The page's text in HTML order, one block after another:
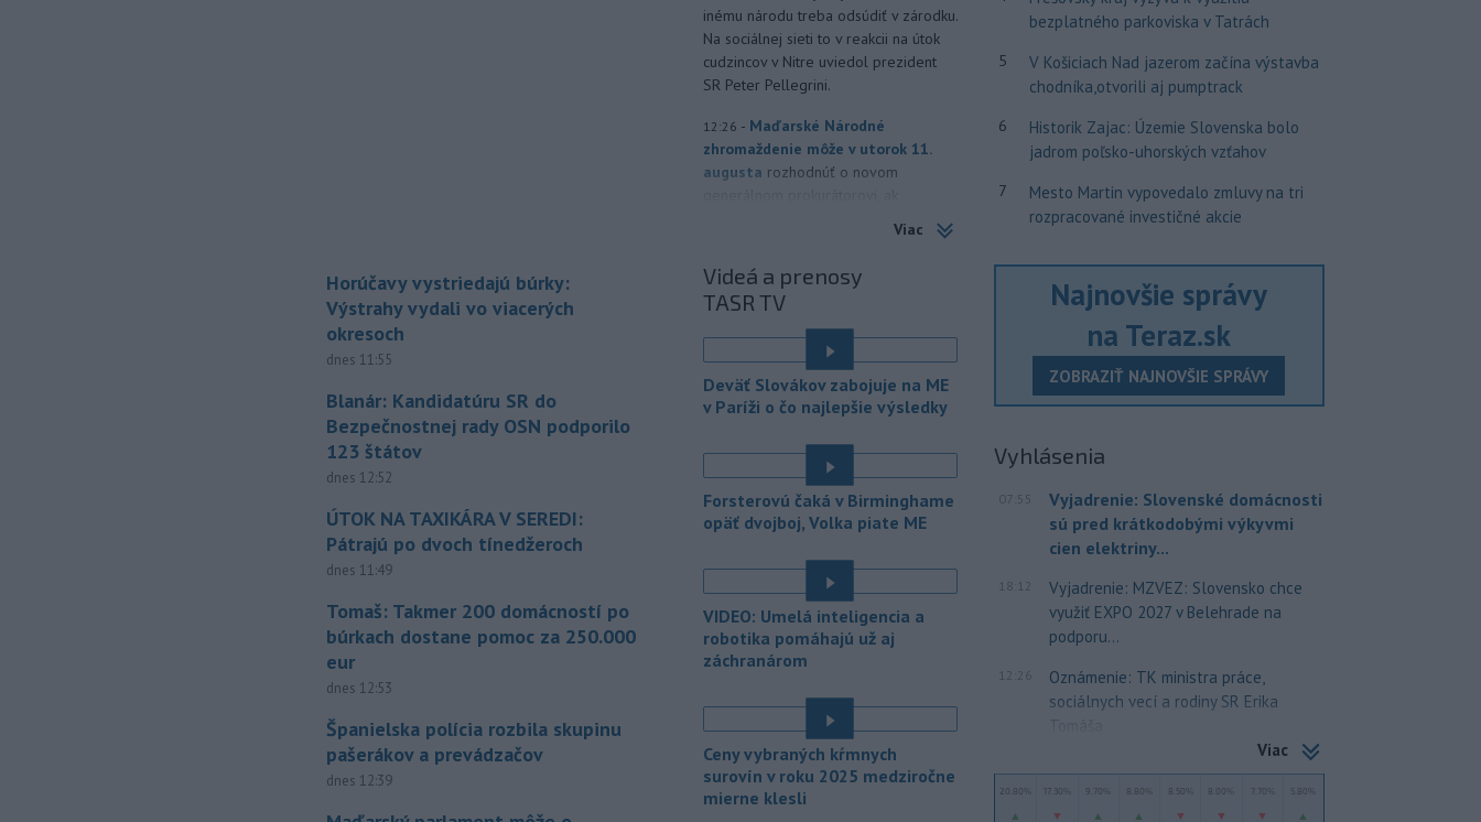
Horúčavy vystriedajú búrky:
Výstrahy vydali vo viacerých
okresoch
dnes 11:55
Blanár: Kandidatúru SR do
Bezpečnostnej rady OSN podporilo
123 štátov
dnes 12:52
ÚTOK NA TAXIKÁRA V SEREDI:
Pátrajú po dvoch tínedžeroch
dnes 11:49
Tomaš: Takmer 200 domácností po
búrkach dostane pomoc za 250.000
eur
dnes 12:53
Španielska polícia rozbila skupinu
pašerákov a prevádzačov
dnes 12:39
inému národu treba odsúdiť v zárodku.
Na sociálnej sieti to v reakcii na útok
cudzincov v Nitre uviedol prezident
SR Peter Pellegrini.
12:26 - Maďarské Národné
zhromaždenie môže v utorok 11.
augusta rozhodnúť o novom
šesťmesačnej výpovednej lehoty.
12:00 - Silné búrky vo štvrtok
vyvolali v hornatých oblastiach
Rakúska povodne a
11:51 - Slovenský
hydrometeorologický ústav (SHMÚ)
viacerých okresoch stredného a
východného Slovenska. Vydal preto
výstrahu prvého stupňa.
požiada Národný bezpečnostnýúrad
(NBÚ) o nezávislé odborné posúdenie
dodaných radarových zariadení, ktoré
sú v pilotnej prevádzke.
horúčavy a nedostatok pitnej vody
boli do odvolania vyhlásené
mimoriadne situácie v obciach Nižný
Čaj a Vyšný Čaj v okrese Košice-okolie.
Viac
Videá a prenosy
TASR TV
Deväť Slovákov zabojuje na ME
v Paríži o čo najlepšie výsledky
Forsterovú čaká v Birminghame
opäť dvojboj, Volka piate ME
VIDEO: Umelá inteligencia a
robotika pomáhajú už aj
záchranárom
Ceny vybraných kŕmnych
surovín v roku 2025 medziročne
mierne klesli
bezplatného parkoviska v Tatrách
5
V Košiciach Nad jazerom začína výstavba
chodníka,otvorili aj pumptrack
6
Historik Zajac: Územie Slovenska bolo
jadrom poľsko-uhorských vzťahov
7
Mesto Martin vypovedalo zmluvy na tri
rozpracované investičné akcie
Najnovšie správy
na Teraz.sk
ZOBRAZIŤ NAJNOVŠIE SPRÁVY
Vyhlásenia
07:55
Vyjadrenie: Slovenské domácnosti
sú pred krátkodobými výkyvmi
cien elektriny...
18:12
Vyjadrenie: MZVEZ: Slovensko chce
využiť EXPO 2027 v Belehrade na
podporu...
12:26
Oznámenie: TK ministra práce,
sociálnych vecí a rodiny SR Erika
Tomáša
Viac